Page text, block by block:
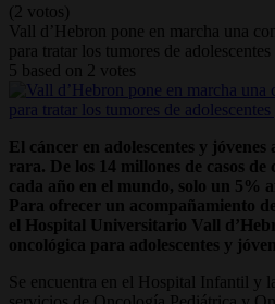
(2 votos)
Vall d’Hebron pone en marcha una
para tratar los tumores de
5 based on 2 votes
El cáncer en adolescentes y
rara. De los 14 millones de casos
cada año en el mundo, solo un 5%
Para ofrecer un acompañamiento
el Hospital Universitario Vall
oncológica para adolescentes y
Se encuentra en el Hospital Infantil y